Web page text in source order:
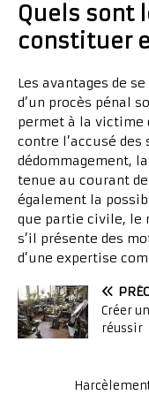
Quels sont
constituer
Les avantages de
d’un procès pénal
permet à la victime
contre l’accusé
dédommagement,
tenue au courant
également la
que partie civile, le
s’il présente des
d’une expertise
Créer
réussir